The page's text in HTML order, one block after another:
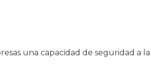
una capacidad de seguridad a